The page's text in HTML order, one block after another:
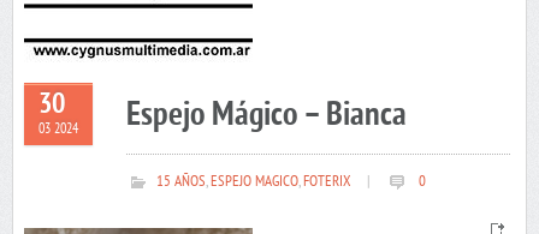
30
03 2024 Espejo Mágico – Bianca
15 AÑOS,ESPEJO MAGICO,FOTERIX 0